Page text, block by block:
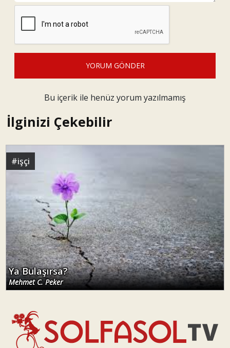
YORUM GÖNDER
Bu içerik ile henüz yorum yazılmamış
İlginizi Çekebilir
#işçi
Ya Bulaşırsa?
Mehmet C. Peker